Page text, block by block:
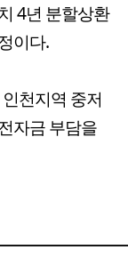
4년 분할상환
이다.
천지역 중저
자금 부담을